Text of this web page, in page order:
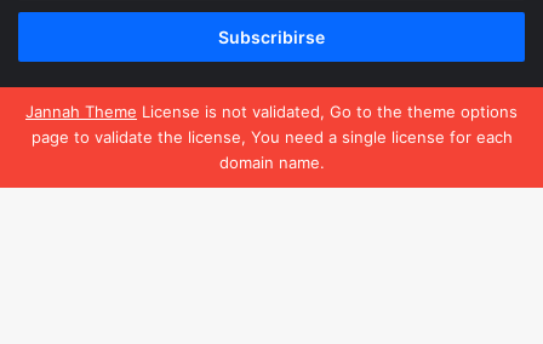
Jannah Theme License is not validated, Go to the theme options
page to validate the license, You need a single license for each
domain name.
correo
El Deporte Femenino
Política de privacidad
Política de cookies
Facebook X WhatsApp Telegram